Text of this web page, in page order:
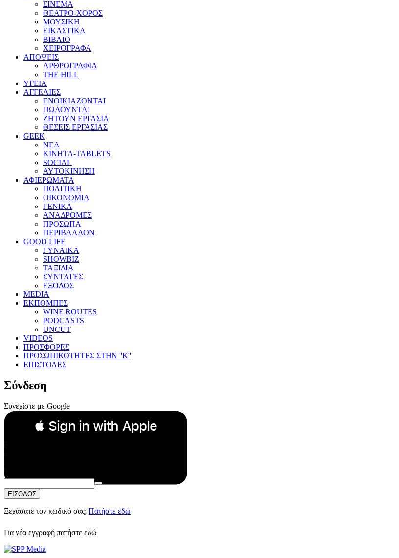
ΣΙΝΕΜΑ
ΘΕΑΤΡΟ-ΧΟΡΟΣ
ΜΟΥΣΙΚΗ
ΕΙΚΑΣΤΙΚΑ
ΒΙΒΛΙΟ
ΧΕΙΡΟΓΡΑΦΑ
ΑΠΟΨΕΙΣ
ΑΡΘΡΟΓΡΑΦΙΑ
THE HILL
ΥΓΕΙΑ
ΑΓΓΕΛΙΕΣ
ΕΝΟΙΚΙΑΖΟΝΤΑΙ
ΠΩΛΟΥΝΤΑΙ
ΖΗΤΟΥΝ ΕΡΓΑΣΙΑ
ΘΕΣΕΙΣ ΕΡΓΑΣΙΑΣ
GEEK
ΝΕΑ
ΚΙΝΗΤΑ-TABLETS
SOCIAL
ΑΥΤΟΚΙΝΗΣΗ
ΑΦΙΕΡΩΜΑΤΑ
ΠΟΛΙΤΙΚΗ
ΟΙΚΟΝΟΜΙΑ
ΓΕΝΙΚΑ
ΑΝΑΔΡΟΜΕΣ
ΠΡΟΣΩΠΑ
ΠΕΡΙΒΑΛΛΟΝ
GOOD LIFE
ΓΥΝΑΙΚΑ
SHOWBIZ
ΤΑΞΙΔΙΑ
ΣΥΝΤΑΓΕΣ
ΕΞΟΔΟΣ
MEDIA
ΕΚΠΟΜΠΕΣ
WINE ROUTES
PODCASTS
UNCUT
VIDEOS
ΠΡΟΣΦΟΡΕΣ
ΠΡΟΣΩΠΙΚΟΤΗΤΕΣ ΣΤΗΝ ''Κ''
ΕΠΙΣΤΟΛΕΣ
Σύνδεση
Συνεχίστε με Google
 Sign in with Apple
Συνεχίστε με Apple
ή
Email:
Κωδικός Πρόσβασης:
ΕΙΣΟΔΟΣ
Ξεχάσατε τον κωδικό σας; Πατήστε εδώ
Για νέα εγγραφή πατήστε εδώ